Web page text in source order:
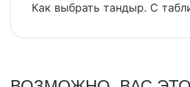
Как выбрать тандыр. С